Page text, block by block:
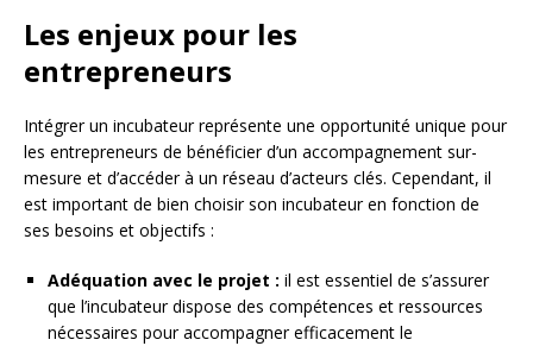
Les enjeux pour les
entrepreneurs
Intégrer un incubateur représente une opportunité unique pour
les entrepreneurs de bénéficier d’un accompagnement sur-
mesure et d’accéder à un réseau d’acteurs clés. Cependant, il
est important de bien choisir son incubateur en fonction de
ses besoins et objectifs :
Adéquation avec le projet : il est essentiel de s’assurer
que l’incubateur dispose des compétences et ressources
nécessaires pour accompagner efficacement le